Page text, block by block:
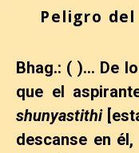
Peligro
Bhag.: ( )… De
que el
shunyastithi
descanse en